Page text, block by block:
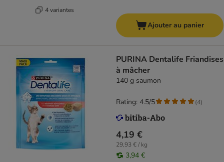
4 variantes
Ajouter au panier
PURINA Dentalife Friandises
à mâcher
140 g saumon
4,19 €
29,93 € / kg
3,94 €
Rating: 4.5/5 (4)